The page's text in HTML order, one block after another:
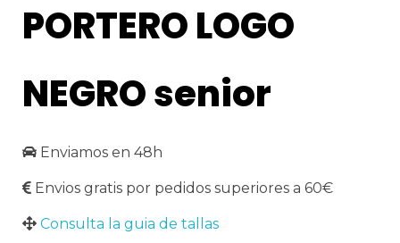
PORTERO LOGO
NEGRO senior
Enviamos en 48h
Envios gratis por pedidos superiores a 60€
Consulta la guia de tallas